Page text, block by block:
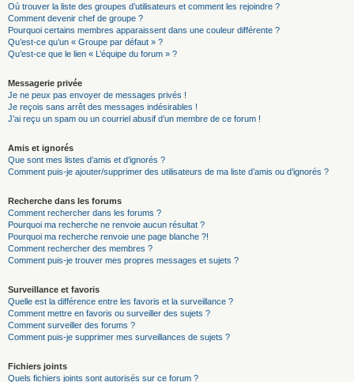
Où trouver la liste des groupes d’utilisateurs et comment les rejoindre ?
Comment devenir chef de groupe ?
Pourquoi certains membres apparaissent dans une couleur différente ?
Qu’est-ce qu’un « Groupe par défaut » ?
Qu’est-ce que le lien « L’équipe du forum » ?
Messagerie privée
Je ne peux pas envoyer de messages privés !
Je reçois sans arrêt des messages indésirables !
J’ai reçu un spam ou un courriel abusif d’un membre de ce forum !
Amis et ignorés
Que sont mes listes d’amis et d’ignorés ?
Comment puis-je ajouter/supprimer des utilisateurs de ma liste d’amis ou d’ignorés ?
Recherche dans les forums
Comment rechercher dans les forums ?
Pourquoi ma recherche ne renvoie aucun résultat ?
Pourquoi ma recherche renvoie une page blanche ?!
Comment rechercher des membres ?
Comment puis-je trouver mes propres messages et sujets ?
Surveillance et favoris
Quelle est la différence entre les favoris et la surveillance ?
Comment mettre en favoris ou surveiller des sujets ?
Comment surveiller des forums ?
Comment puis-je supprimer mes surveillances de sujets ?
Fichiers joints
Quels fichiers joints sont autorisés sur ce forum ?